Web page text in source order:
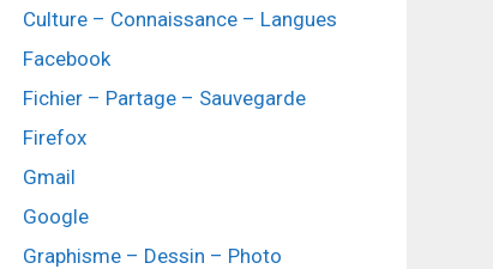
Culture – Connaissance – Langues
Facebook
Fichier – Partage – Sauvegarde
Firefox
Gmail
Google
Graphisme – Dessin – Photo